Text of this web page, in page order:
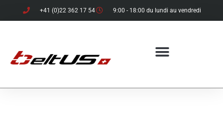
+41 (0)22 362 17 54 9:00 - 18:00 du lundi au vendredi